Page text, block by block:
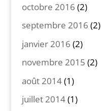
octobre 2016 (2)
septembre 2016 (2)
janvier 2016 (2)
novembre 2015 (2)
août 2014(1)
juillet 2014(1)